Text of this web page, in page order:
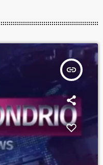
insert_link